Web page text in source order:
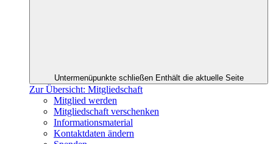
Untermenüpunkte schließen Enthält die aktuelle Seite
Zur Übersicht: Mitgliedschaft
Mitglied werden
Mitgliedschaft verschenken
Informationsmaterial
Kontaktdaten ändern